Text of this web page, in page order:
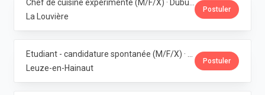
La Louvière
Postuler
Leuze-en-Hainaut
Postuler